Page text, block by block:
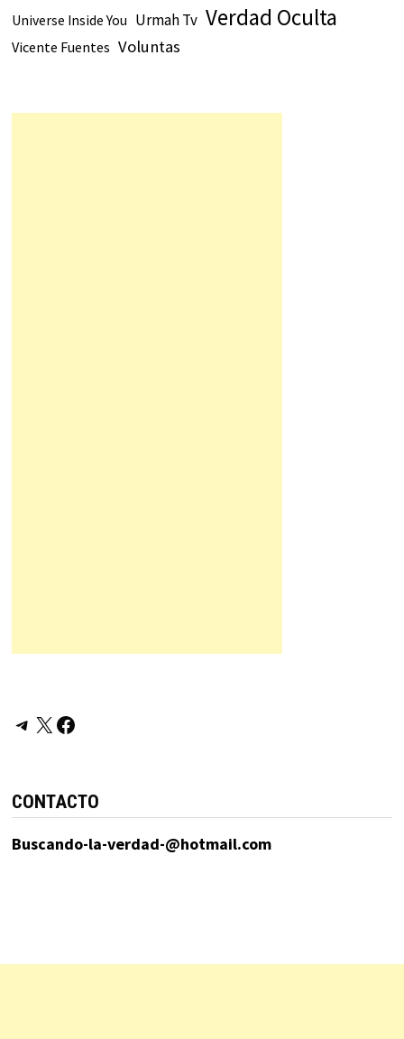
Universe Inside You Urmah Tv Verdad Oculta
Vicente Fuentes Voluntas
Telegram
X Facebook
CONTACTO
Buscando-la-verdad-@hotmail.com